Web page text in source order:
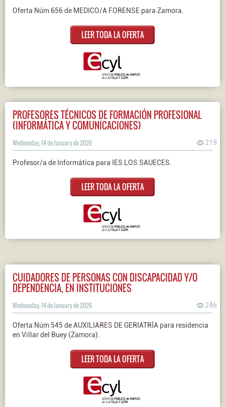
Oferta Núm 656 de MEDICO/A FORENSE para Zamora.
LEER TODA LA OFERTA
PROFESORES TÉCNICOS DE FORMACIÓN PROFESIONAL
(INFORMÁTICA Y COMUNICACIONES)
Wednesday, 14 de January de 2026 219
Profesor/a de Informática para IES LOS SAUECES.
LEER TODA LA OFERTA
CUIDADORES DE PERSONAS CON DISCAPACIDAD Y/O
DEPENDENCIA, EN INSTITUCIONES
Wednesday, 14 de January de 2026 246
Oferta Núm 545 de AUXILIARES DE GERIATRÍA para residencia
en Villar del Buey (Zamora).
LEER TODA LA OFERTA